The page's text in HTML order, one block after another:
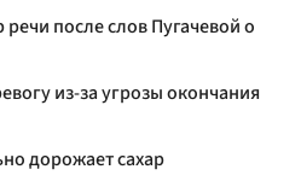
после слов Пугачевой о
из-за угрозы окончания
дорожает сахар